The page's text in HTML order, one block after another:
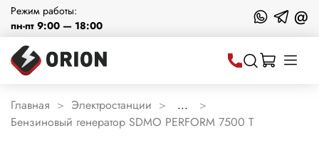
Режим работы:
пн-пт 9:00 — 18:00
@
Главная Электростанции
...
Бензиновый генератор SDMO PERFORM 7500 T